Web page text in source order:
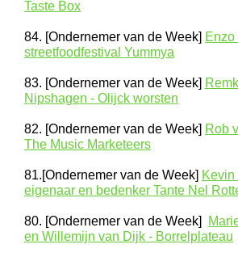
Taste Box
84. [Ondernemer van de Week]
streetfoodfestival Yummya
83. [Ondernemer van de Week]
Nipshagen - Olijck worsten
82. [Ondernemer van de Week] Rob
The Music Marketeers
81.[Ondernemer van de Week] Kevin
eigenaar en bedenker Tante Nel
80. [Ondernemer van de Week]
en Willemijn van Dijk - Borrelplateau